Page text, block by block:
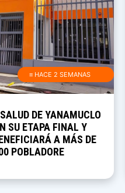
≡ HACE 2 SEMANAS
DE YANAMUCLO
SU ETAPA FINAL Y
A MÁS DE
POBLADORE